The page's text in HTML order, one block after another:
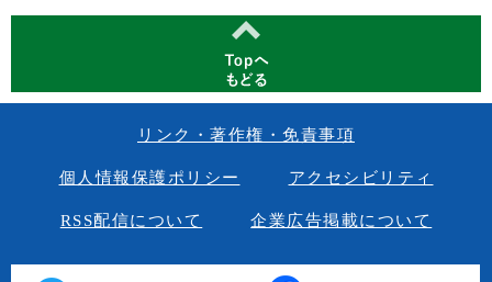
リンク・著作権・免責事項
個人情報保護ポリシー アクセシビリティ
RSS配信について 企業広告掲載について